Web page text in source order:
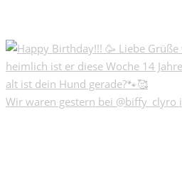
Wir waren gestern bei @biffy_clyro